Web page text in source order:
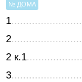
№ ДОМА
1
2
2 к.1
3